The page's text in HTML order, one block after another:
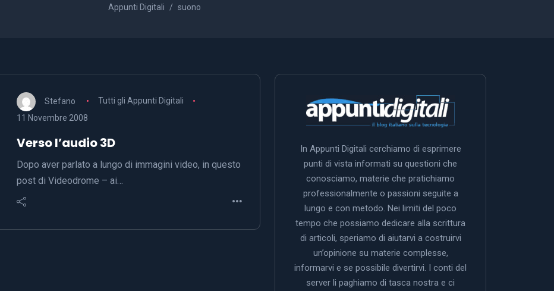
Appunti Digitali suono
Stefano
Tutti gli Appunti Digitali
11 Novembre 2008
Verso l’audio 3D
Dopo aver parlato a lungo di immagini video, in questo
post di Videodrome – ai…
In Appunti Digitali cerchiamo di esprimere
punti di vista informati su questioni che
conosciamo, materie che pratichiamo
professionalmente o passioni seguite a
lungo e con metodo. Nei limiti del poco
tempo che possiamo dedicare alla scrittura
di articoli, speriamo di aiutarvi a costruirvi
un’opinione su materie complesse,
informarvi e se possibile divertirvi. I conti del
server li paghiamo di tasca nostra e ci